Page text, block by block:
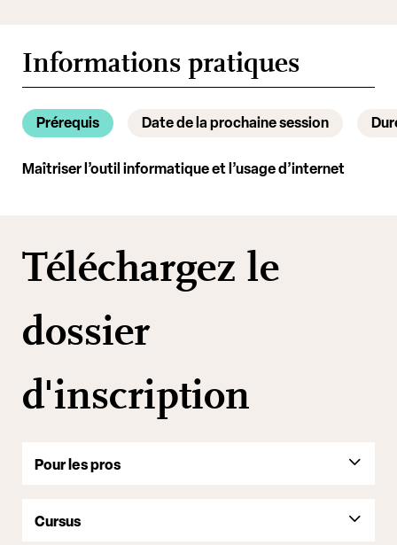
Informations pratiques
Prérequis Date de la prochaine session
Maîtriser l’outil informatique et l’usage d’internet
Téléchargez le
dossier
d'inscription